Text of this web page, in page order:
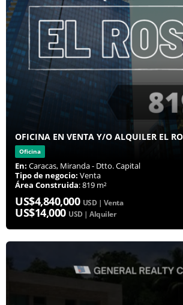
OFICINA EN VENTA Y/O ALQUILER EL
Oficina
En: Caracas, Miranda - Dtto. Capital
Tipo de negocio: Venta
Área Construida: 819 m²
US$4,840,000 USD | Venta
US$14,000 USD | Alquiler